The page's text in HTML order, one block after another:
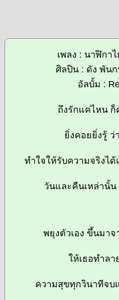
เพลง : นาฬิกา
ศิลปิน : ดัง พัน
อัลบั้ม :
ถึงรักแค่ไหน ก็
ยิ่งคอยยิ่งรู้ ว่
ทำใจให้รับความจริงได้
วันและคืนเหล่านั้น
พยุงตัวเอง ขึ้นมาจ
ให้เธอทำล
ความสุขทุกวินาทีจบ